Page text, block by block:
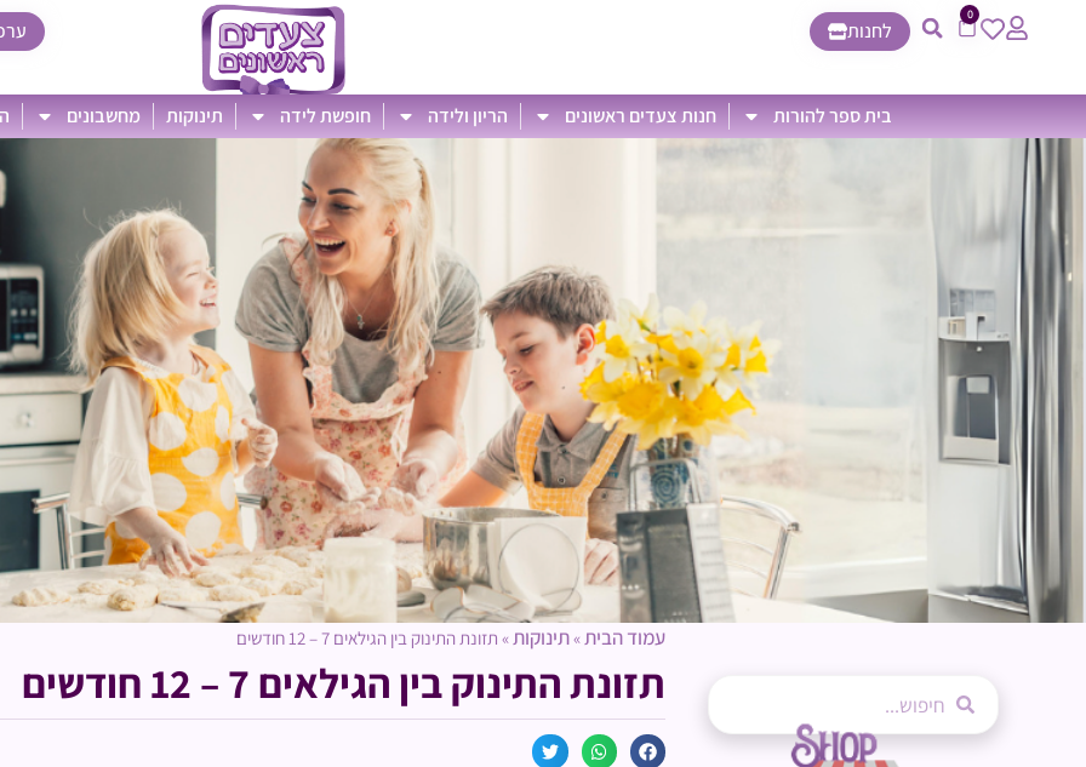
0
לחנות
בית ספר להורות חנות צעדים ראשונים הריון ולידה חופשת לידה תינוקות מחשבונים
עמוד הבית»תינוקות» תזונת התינוק בין הגילאים 7 – 12 חודשים
תזונת התינוק בין הגילאים 7 – 12 חודשים